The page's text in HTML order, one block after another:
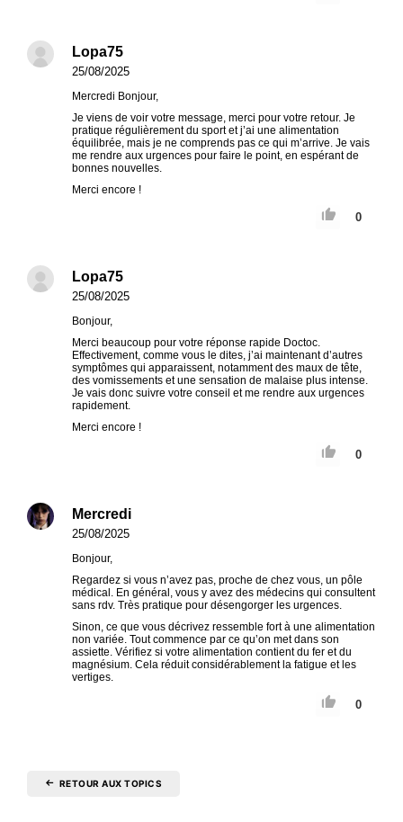
Lopa75
25/08/2025
Mercredi Bonjour,
Je viens de voir votre message, merci pour votre retour. Je
pratique régulièrement du sport et j’ai une alimentation
équilibrée, mais je ne comprends pas ce qui m’arrive. Je vais
me rendre aux urgences pour faire le point, en espérant de
bonnes nouvelles.
Merci encore !
0
Lopa75
25/08/2025
Bonjour,
Merci beaucoup pour votre réponse rapide Doctoc.
Effectivement, comme vous le dites, j’ai maintenant d’autres
symptômes qui apparaissent, notamment des maux de tête,
des vomissements et une sensation de malaise plus intense.
Je vais donc suivre votre conseil et me rendre aux urgences
rapidement.
Merci encore !
0
Mercredi
25/08/2025
Bonjour,
Regardez si vous n’avez pas, proche de chez vous, un pôle
médical. En général, vous y avez des médecins qui consultent
sans rdv. Très pratique pour désengorger les urgences.
Sinon, ce que vous décrivez ressemble fort à une alimentation
non variée. Tout commence par ce qu’on met dans son
assiette. Vérifiez si votre alimentation contient du fer et du
magnésium. Cela réduit considérablement la fatigue et les
vertiges.
0
RETOUR AUX TOPICS